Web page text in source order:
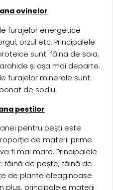
ovinelor
furajelor energetice
orzul etc. Principalele
sunt: făina de soia,
și așa mai departe.
furajelor minerale sunt:
de sodiu.
peștilor
pentru pești este
de materii prime
fi mai mare. Principalele
făină de pește, făină de
de plante oleaginoase
plus, principalele materii